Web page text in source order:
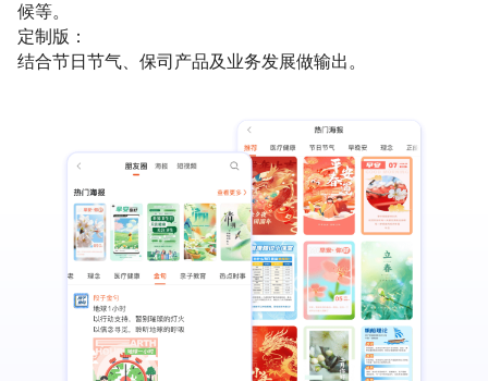
候等。
定制版：
结合节日节气、保司产品及业务发展做输出。